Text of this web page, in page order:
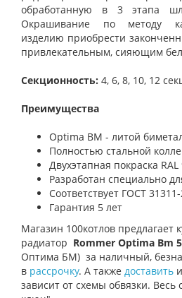
обработанную в 3 этапа
Окрашивание по методу
изделию приобрести
привлекательным, сияющим
Секционность: 4, 6, 8, 10, 12
Преимущества
Optima BM - литой
Полностью стальной
Двухэтапная покраска RAL
Разработан специально
Соответствует ГОСТ
Гарантия 5 лет
Магазин 100котлов предлагает
радиатор Rommer Optima Bm
Оптима БМ) за наличный,
в рассрочку. А также доставить и
зависит от схемы обвязки. Весь